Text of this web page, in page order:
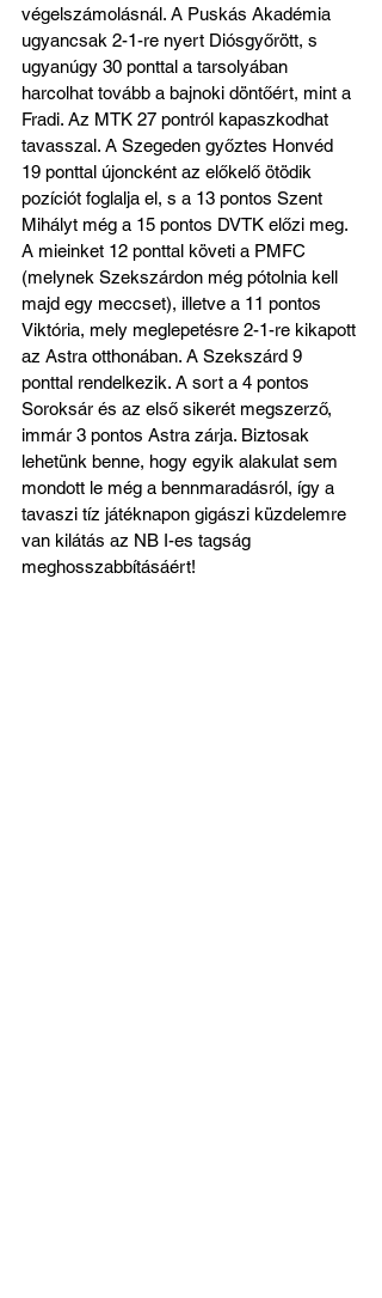
végelszámolásnál. A Puskás Akadémia
ugyancsak 2-1-re nyert Diósgyőrött, s
ugyanúgy 30 ponttal a tarsolyában
harcolhat tovább a bajnoki döntőért, mint a
Fradi. Az MTK 27 pontról kapaszkodhat
tavasszal. A Szegeden győztes Honvéd
19 ponttal újoncként az előkelő ötödik
pozíciót foglalja el, s a 13 pontos Szent
Mihályt még a 15 pontos DVTK előzi meg.
A mieinket 12 ponttal követi a PMFC
(melynek Szekszárdon még pótolnia kell
majd egy meccset), illetve a 11 pontos
Viktória, mely meglepetésre 2-1-re kikapott
az Astra otthonában. A Szekszárd 9
ponttal rendelkezik. A sort a 4 pontos
Soroksár és az első sikerét megszerző,
immár 3 pontos Astra zárja. Biztosak
lehetünk benne, hogy egyik alakulat sem
mondott le még a bennmaradásról, így a
tavaszi tíz játéknapon gigászi küzdelemre
van kilátás az NB I-es tagság
meghosszabbításáért!